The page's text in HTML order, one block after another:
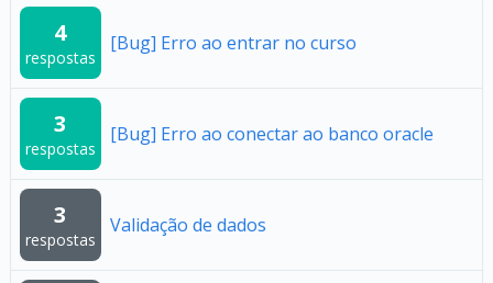
4
respostas
[Bug] Erro ao entrar no curso
3
respostas
[Bug] Erro ao conectar ao banco oracle
3
respostas
Validação de dados